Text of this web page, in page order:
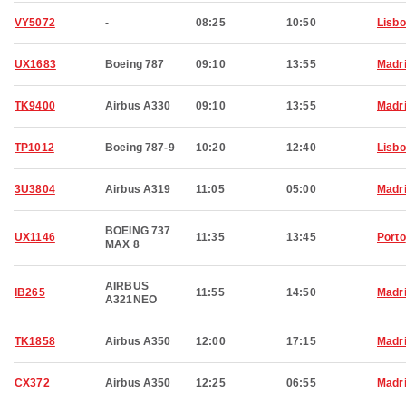
VY5072 - 08:25 10:50
UX1683 Boeing 787 09:10 13:55
TK9400 Airbus A330 09:10 13:55
TP1012 Boeing 787-9 10:20 12:40
3U3804 Airbus A319 11:05 05:00
UX1146
BOEING 737
MAX 8
11:35 13:45 Porto
IB265
AIRBUS
A321NEO
11:55 14:50
TK1858 Airbus A350 12:00 17:15
CX372 Airbus A350 12:25 06:55